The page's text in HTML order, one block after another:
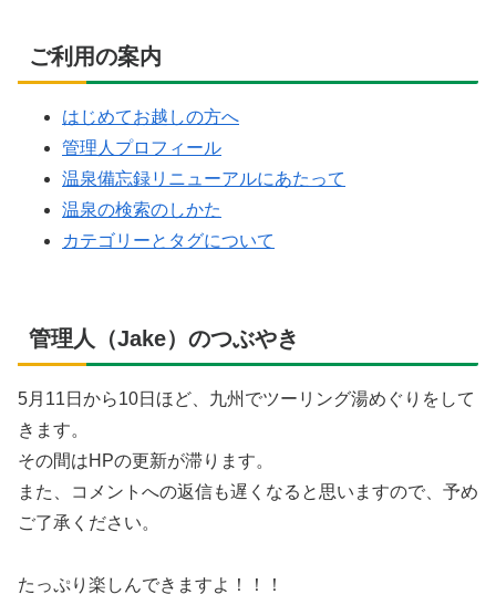
ご利用の案内
はじめてお越しの方へ
管理人プロフィール
温泉備忘録リニューアルにあたって
温泉の検索のしかた
カテゴリーとタグについて
管理人（Jake）のつぶやき
5月11日から10日ほど、九州でツーリング湯めぐりをして
きます。
その間はHPの更新が滞ります。
また、コメントへの返信も遅くなると思いますので、予め
ご了承ください。
たっぷり楽しんできますよ！！！